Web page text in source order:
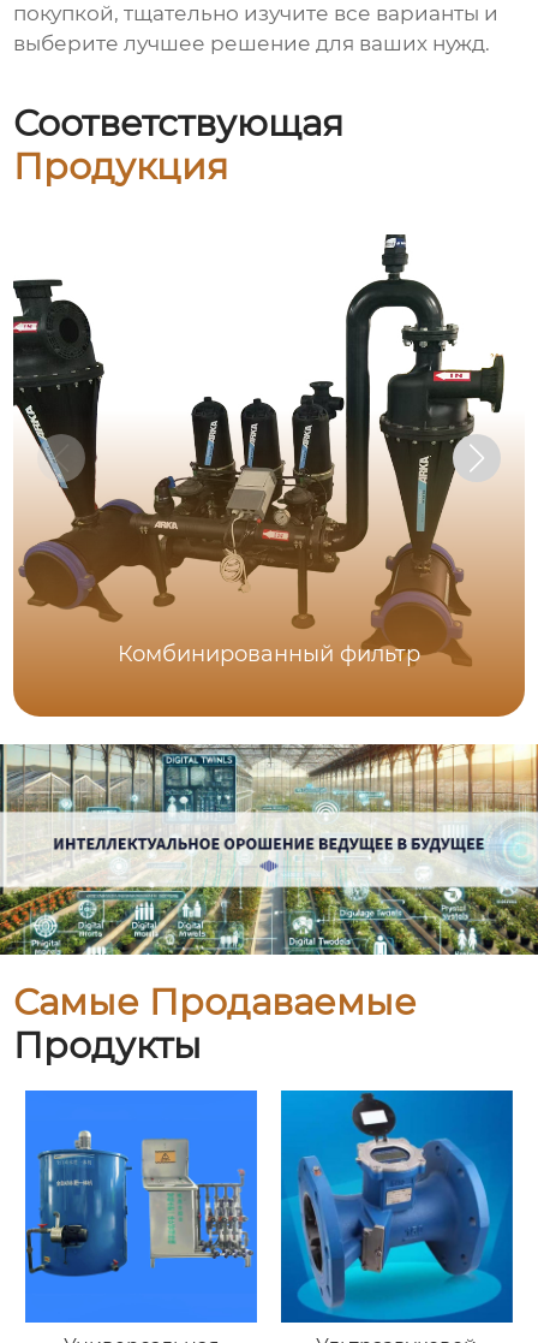
покупкой, тщательно изучите все варианты и
выберите лучшее решение для ваших нужд.
Соответствующая
Продукция
Комбинированный фильтр
Самые Продаваемые
Продукты